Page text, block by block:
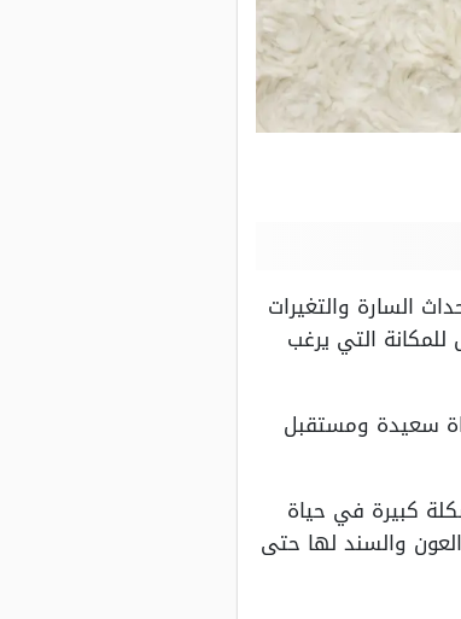
السارة والتغيرات
للمكانة التي يرغب
سعيدة ومستقبل
كبيرة في حياة
والسند لها حتى